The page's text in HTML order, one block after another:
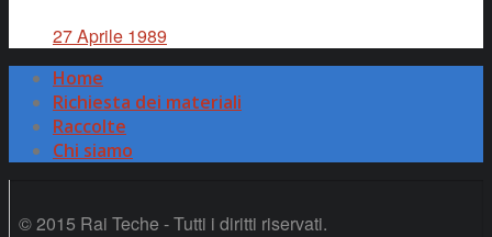
27 Aprile 1989
Home
Richiesta dei materiali
Raccolte
Chi siamo
© 2015 Rai Teche - Tutti i diritti riservati.